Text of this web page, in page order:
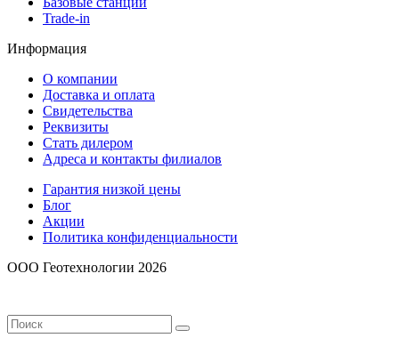
Trade-in
Информация
О компании
Доставка и оплата
Свидетельства
Реквизиты
Стать дилером
Адреса и контакты филиалов
Гарантия низкой цены
Блог
Акции
Политика конфиденциальности
ООО Геотехнологии 2026